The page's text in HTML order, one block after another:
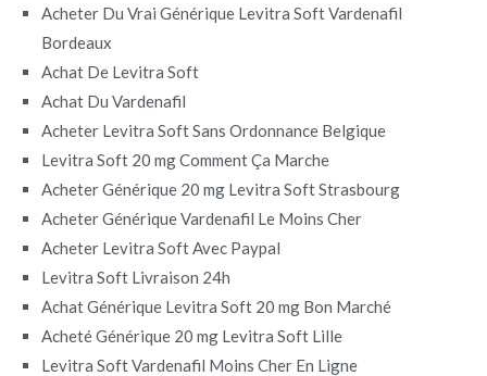
Acheter Du Vrai Générique Levitra Soft Vardenafil
Bordeaux
Achat De Levitra Soft
Achat Du Vardenafil
Acheter Levitra Soft Sans Ordonnance Belgique
Levitra Soft 20 mg Comment Ça Marche
Acheter Générique 20 mg Levitra Soft Strasbourg
Acheter Générique Vardenafil Le Moins Cher
Acheter Levitra Soft Avec Paypal
Levitra Soft Livraison 24h
Achat Générique Levitra Soft 20 mg Bon Marché
Acheté Générique 20 mg Levitra Soft Lille
Levitra Soft Vardenafil Moins Cher En Ligne